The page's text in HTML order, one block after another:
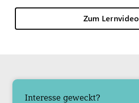
Zum Lernvideo
Interesse geweckt?